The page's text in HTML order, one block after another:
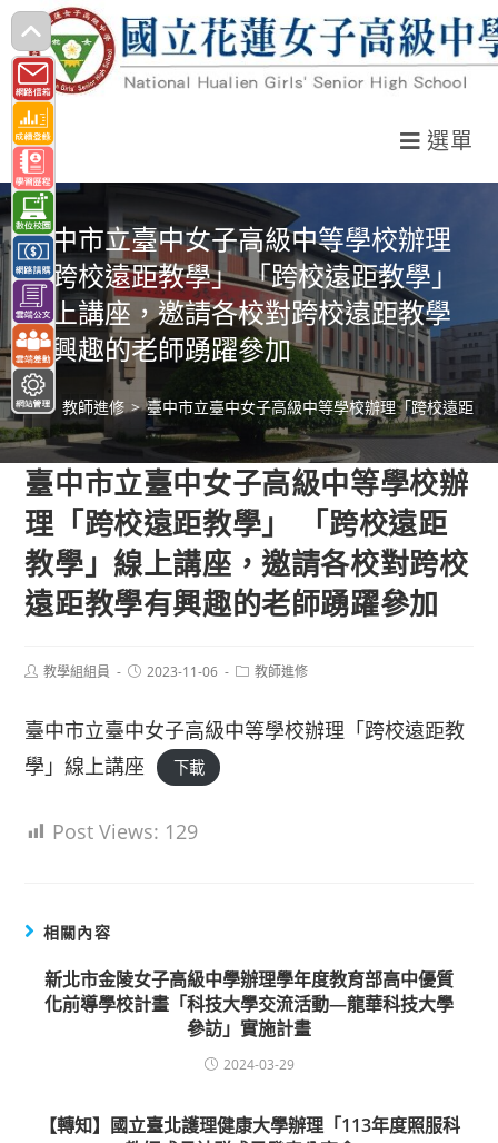
跳
轉
至
主
要
內
容
選單
臺中市立臺中女子高級中等學校辦理
「跨校遠距教學」 「跨校遠距教學」
線上講座，邀請各校對跨校遠距教學
有興趣的老師踴躍參加
> 教師進修 > 臺中市立臺中女子高級中等學校辦理「跨校遠距
臺中市立臺中女子高級中等學校辦
理「跨校遠距教學」 「跨校遠距
教學」線上講座，邀請各校對跨校
遠距教學有興趣的老師踴躍參加
Post教學組組員
Post2023-11-06
Post教師進修
臺中市立臺中女子高級中等學校辦理「跨校遠距教
學」線上講座
下載
Post Views: 129
相關內容
新北市金陵女子高級中學辦理學年度教育部高中優質
化前導學校計畫「科技大學交流活動—龍華科技大學
參訪」實施計畫
2024-03-29
【轉知】國立臺北護理健康大學辦理「113年度照服科